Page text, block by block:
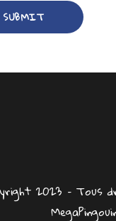
2023 – Tous